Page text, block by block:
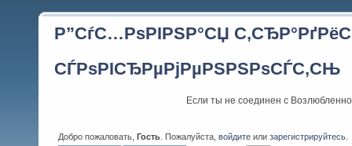
Р”СѓС…РѕРІРЅР°СЏ
СЃРѕРІСЂРµРјРµРЅРЅРѕСЃС‚СЊ
Если ты не соединен с
Добро пожаловать, Гость . Пожалуйста, войдите или зарегистрируйтесь